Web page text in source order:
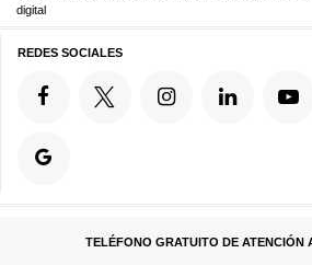
digital
REDES SOCIALES
TELÉFONO GRATUITO DE ATENCIÓN